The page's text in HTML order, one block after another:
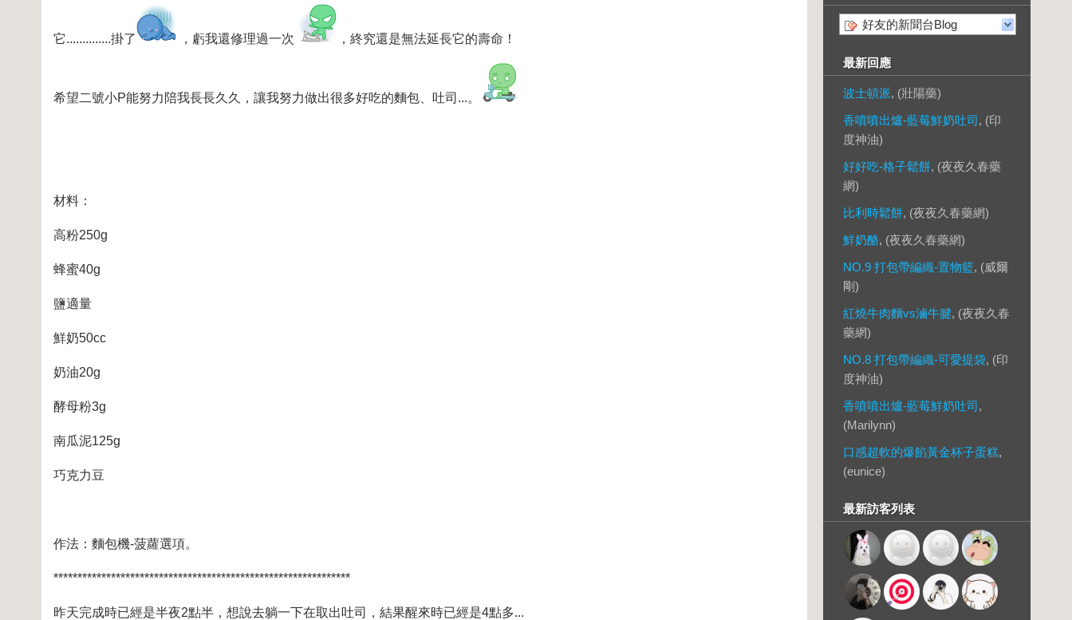
它..............掛了 ，虧我還修理過一次 ，終究還是無法延長它的壽命！
希望二號小P能努力陪我長長久久，讓我努力做出很多好吃的麵包、吐司...。
材料：
高粉250g
蜂蜜40g
鹽適量
鮮奶50cc
奶油20g
酵母粉3g
南瓜泥125g
巧克力豆
作法：麵包機-菠蘿選項。
**************************************************************
昨天完成時已經是半夜2點半，想說去躺一下在取出吐司，結果醒來時已經是4點多...
好友的新聞台Blog
最新回應
波士頓派, (壯陽藥)
香噴噴出爐-藍莓鮮奶吐司, (印
度神油)
好好吃-格子鬆餅, (夜夜久春藥
網)
比利時鬆餅, (夜夜久春藥網)
鮮奶酪, (夜夜久春藥網)
NO.9 打包帶編織-置物籃, (威爾
剛)
紅燒牛肉麵vs滷牛腱, (夜夜久春
藥網)
NO.8 打包帶編織-可愛提袋, (印
度神油)
香噴噴出爐-藍莓鮮奶吐司,
(Marilynn)
口感超軟的爆餡黃金杯子蛋糕,
(eunice)
最新訪客列表